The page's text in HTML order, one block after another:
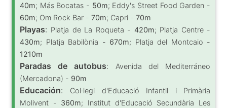
40m; Más Bocatas - 50m; Eddy's Street Food Garden -
60m; Om Rock Bar - 70m; Capri - 70m
Playas: Platja de La Roqueta - 420m; Platja Centre -
430m; Platja Babilònia - 670m; Platja del Montcaio -
1210m
Paradas de autobus:
Avenida del Mediterráneo
(Mercadona) - 90m
Educación:
Col·legi d'Educació Infantil i Primària
Molivent - 360m; Institut d'Educació Secundària Les